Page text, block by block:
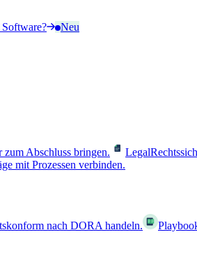
Software?
Neu
zum Abschluss bringen. Legal
mit Prozessen verbinden.
nach DORA handeln.